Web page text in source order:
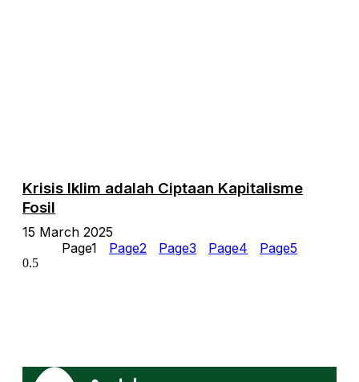
Krisis Iklim adalah Ciptaan Kapitalisme
Fosil
15 March 2025
Page1 Page2 Page3 Page4 Page5